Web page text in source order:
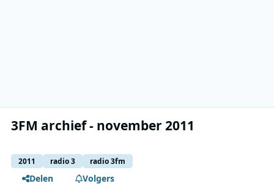
3FM archief - november 2011
2011 radio 3 radio 3fm
Delen
Volgers